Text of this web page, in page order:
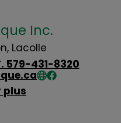
Inc.
Lacolle
579-431-8320
plus